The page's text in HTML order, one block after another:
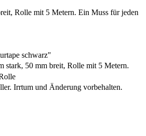
Rolle mit 5 Metern. Ein Muss für jeden
schwarz"
stark, 50 mm breit, Rolle mit 5 Metern.
Irrtum und Änderung vorbehalten.